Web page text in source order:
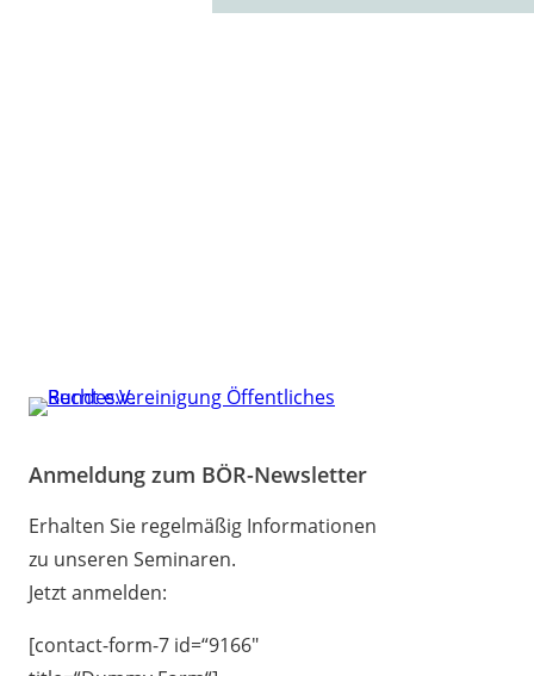
Anmeldung zum BÖR-Newsletter
Erhalten Sie regelmäßig Informationen
zu unseren Seminaren.
Jetzt anmelden:
[contact-form-7 id=“9166″